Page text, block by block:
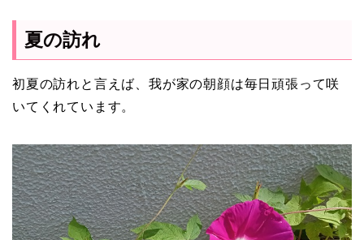
夏の訪れ
初夏の訪れと言えば、我が家の朝顔は毎日頑張って咲
いてくれています。